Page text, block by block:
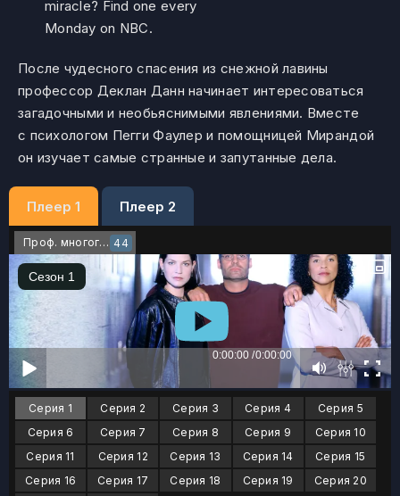
miracle? Find one every
Monday on NBC.
После чудесного спасения из снежной лавины
профессор Деклан Данн начинает интересоваться
загадочными и необьяснимыми явлениями. Вместе
с психологом Пегги Фаулер и помощницей Мирандой
он изучает самые странные и запутанные дела.
Плеер 1 Плеер 2
Проф. многоголосый 44
Серия 1 Серия 2 Серия 3 Серия 4
Серия 5
Серия 6
Серия 7 Серия 8 Серия 9
Серия 10
Серия 11
Серия 12 Серия 13 Серия 14
Серия 15
Серия 16
Серия 17 Серия 18 Серия 19 Серия 20